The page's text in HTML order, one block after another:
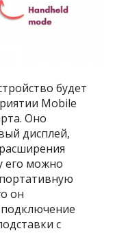
будет
Mobile
Оно
дисплей,
его можно
он
с